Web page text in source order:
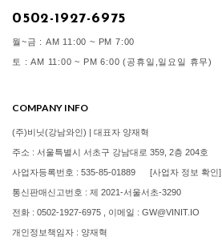
0502-1927-6975
월~금 : AM 11:00 ~ PM 7:00
토 : AM 11:00 ~ PM 6:00 (공휴일,일요일 휴무)
COMPANY INFO
(주)비닛(강남와인) | 대표자 양재혁
주소 : 서울특별시 서초구 강남대로 359, 2층 204호
사업자등록번호 : 535-85-01889 [사업자 정보 확인]
통신판매신고번호 : 제 2021-서울서초-3290
전화 : 0502-1927-6975 , 이메일 : GW@VINIT.IO
개인정보책임자 : 양재혁